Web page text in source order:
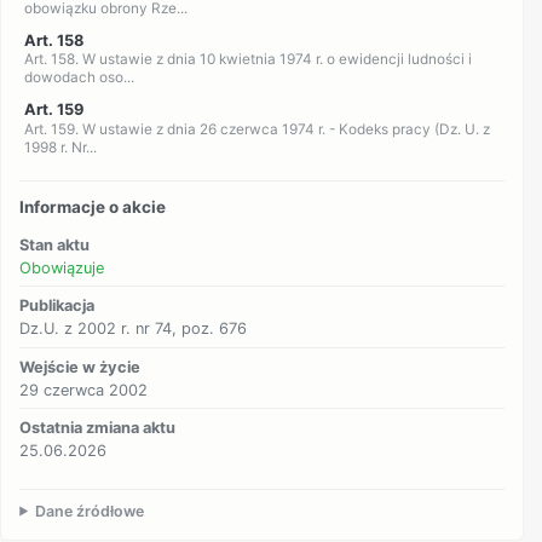
obowiązku obrony Rze...
Art. 158
Art. 158. W ustawie z dnia 10 kwietnia 1974 r. o ewidencji ludności i
dowodach oso...
Art. 159
Art. 159. W ustawie z dnia 26 czerwca 1974 r. - Kodeks pracy (Dz. U. z
1998 r. Nr...
Informacje o akcie
Stan aktu
Obowiązuje
Publikacja
Dz.U. z 2002 r. nr 74, poz. 676
Wejście w życie
29 czerwca 2002
Ostatnia zmiana aktu
25.06.2026
Dane źródłowe